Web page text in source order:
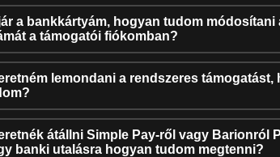
a bankkártyám, hogyan tudom módosítani
a támogatói fiókomban?
lemondani a rendszeres támogatást,
átállni Simple Pay-ről vagy Barionról
banki utalásra hogyan tudom megtenni?